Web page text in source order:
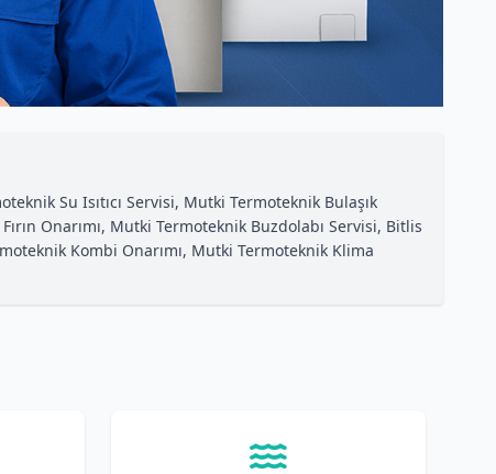
Su Isıtıcı Servisi, Mutki Termoteknik Bulaşık
Onarımı, Mutki Termoteknik Buzdolabı Servisi, Bitlis
Kombi Onarımı, Mutki Termoteknik Klima